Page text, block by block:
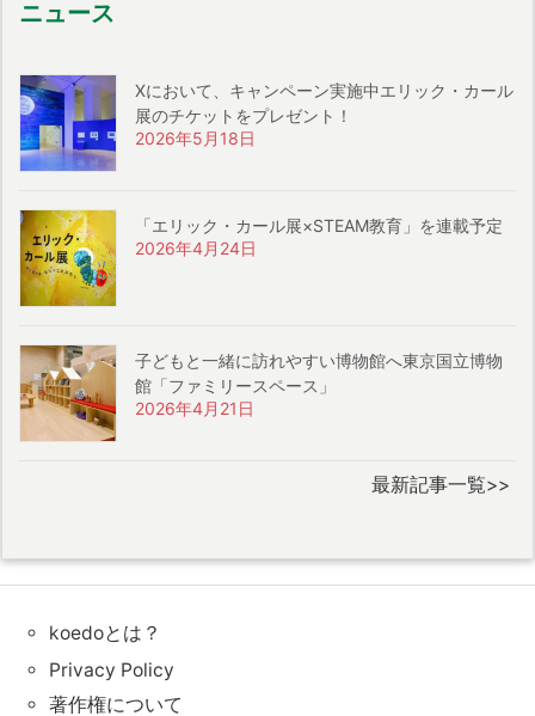
ニュース
Xにおいて、キャンペーン実施中エリック・カール
展のチケットをプレゼント！
2026年5月18日
「エリック・カール展×STEAM教育」を連載予定
2026年4月24日
子どもと一緒に訪れやすい博物館へ東京国立博物
館「ファミリースペース」
2026年4月21日
最新記事一覧>>
koedoとは？
Privacy Policy
著作権について